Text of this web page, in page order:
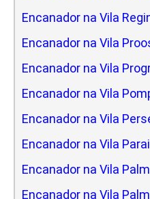
Encanador na Vila
Encanador na Vila
Encanador na Vila
Encanador na Vila
Encanador na Vila
Encanador na Vila
Encanador na Vila
Encanador na Vila